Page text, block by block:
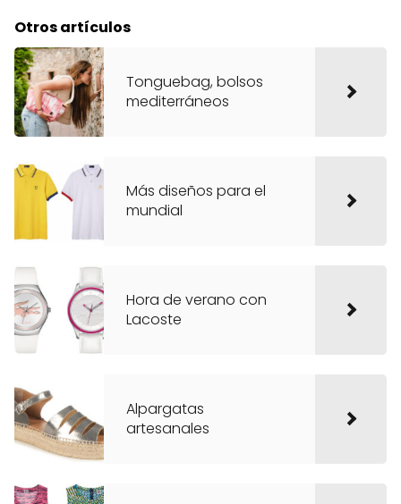
Otros artículos
Tonguebag, bolsos
mediterráneos
Más diseños para el
mundial
Hora de verano con
Lacoste
Alpargatas
artesanales